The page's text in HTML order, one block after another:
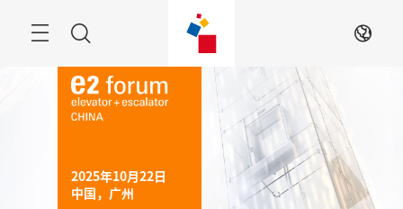
菜
索
ZH
2025年10月22日
中国，广州